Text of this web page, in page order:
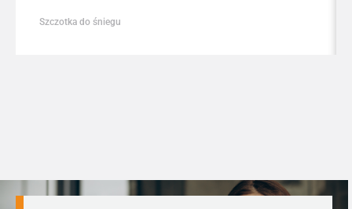
Szczotka do śniegu